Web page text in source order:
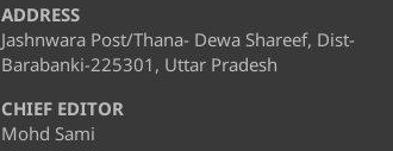
ADDRESS
Jashnwara Post/Thana- Dewa Shareef, Dist-
Barabanki-225301, Uttar Pradesh
CHIEF EDITOR
Mohd Sami